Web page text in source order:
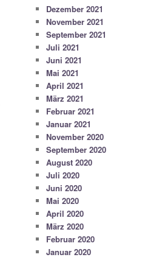
Dezember 2021
November 2021
September 2021
Juli 2021
Juni 2021
Mai 2021
April 2021
März 2021
Februar 2021
Januar 2021
November 2020
September 2020
August 2020
Juli 2020
Juni 2020
Mai 2020
April 2020
März 2020
Februar 2020
Januar 2020